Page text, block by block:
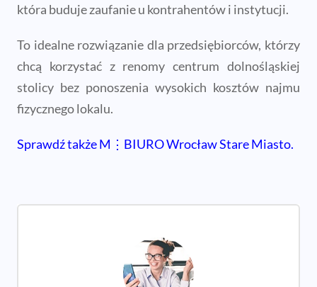
która buduje zaufanie u kontrahentów i instytucji.
To idealne rozwiązanie dla przedsiębiorców, którzy
chcą korzystać z renomy centrum dolnośląskiej
stolicy bez ponoszenia wysokich kosztów najmu
fizycznego lokalu.
Sprawdź także M⋮BIURO Wrocław Stare Miasto.